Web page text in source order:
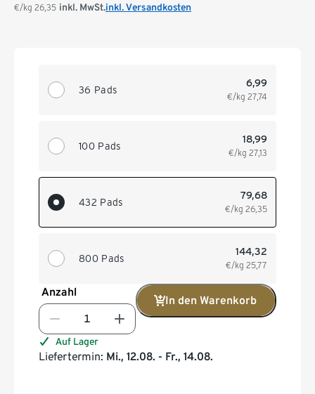
€/kg 26,35 inkl. MwSt.inkl. Versandkosten
36 Pads
6,99
€/kg 27,74
100 Pads
18,99
€/kg 27,13
432 Pads
79,68
€/kg 26,35
800 Pads
144,32
€/kg 25,77
Anzahl
In den Warenkorb
Auf Lager
Liefertermin: Mi., 12.08. - Fr., 14.08.